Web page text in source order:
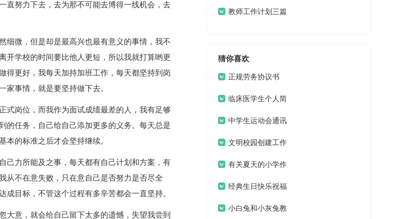
直努力下去，去为那不可能去博得一线机会，去
细微，但是却是最高兴也最有意义的事情，我不
开学校的时间要比他人更短，所以我就打算哟更
得更好，我每天加持加班工作，每天都坚持到岗
家事情，就是要坚持做下去。
式岗位，而我作为面试成绩最差的人，我有足够
的任务，自己给自己添加更多的义务。每天总是
本的标准之后才会坚持继续。
己力所能及之事，每天都有自己计划和方案，有
从不在意失败，只在意自己是否努力是否尽全
目标，不管这个过程有多辛苦都会一直坚持。
大意，就会给自己留下太多的遗憾，失望我尝到
计划4篇
教师工作计划三篇
猜你喜欢
正规劳务协议书
临床医学生个人简
历 中学生运动会通讯
稿15篇文明校园创建工作
方案 13篇
有关夏天的小学作
文3篇经典生日快乐祝福
问候语小白兔和小灰兔教